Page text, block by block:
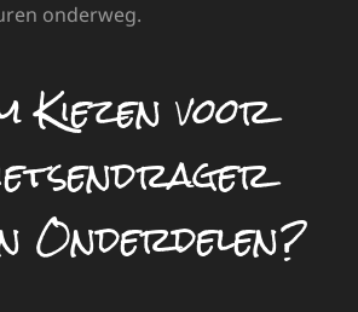
onderweg.
Kiezen voor
Onderdelen?